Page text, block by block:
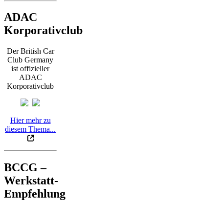
ADAC
Korporativclub
Der British Car
Club Germany
ist offizieller
ADAC
Korporativclub
Hier mehr zu
diesem Thema...
BCCG –
Werkstatt-
Empfehlung